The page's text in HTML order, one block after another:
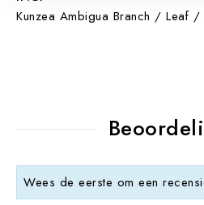
Kunzea Ambigua Branch / Leaf
Wees de eerste om een